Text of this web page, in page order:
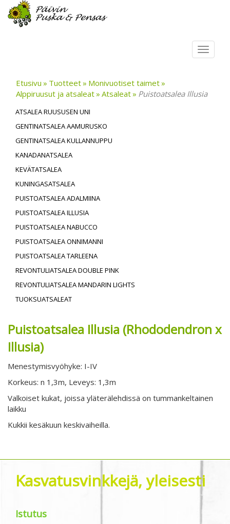
Etusivu Tuotteet
Monivuotiset taimet
Alppiruusut ja atsaleat
Atsaleat Puistoatsalea Illusia
ATSALEA RUUSUSEN UNI
GENTINATSALEA AAMURUSKO
GENTINATSALEA KULLANNUPPU
KANADANATSALEA
KEVÄTATSALEA
KUNINGASATSALEA
PUISTOATSALEA ADALMIINA
PUISTOATSALEA ILLUSIA
PUISTOATSALEA NABUCCO
PUISTOATSALEA ONNIMANNI
PUISTOATSALEA TARLEENA
REVONTULIATSALEA DOUBLE PINK
REVONTULIATSALEA MANDARIN LIGHTS
TUOKSUATSALEAT
Puistoatsalea Illusia (Rhododendron x
Illusia)
Menestymisvyöhyke: I-IV
Korkeus: n 1,3m, Leveys: 1,3m
Valkoiset kukat, joissa yläterälehdissä on tummankeltainen
laikku
Kukkii kesäkuun keskivaiheilla.
Kasvatusvinkkejä, yleisesti
Istutus